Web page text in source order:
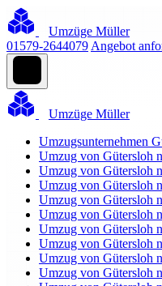
Umzüge Müller
01579-2644079 Angebot
Umzüge Müller
Umzugsunternehmen
Umzug von Gütersloh
Umzug von Gütersloh
Umzug von Gütersloh
Umzug von Gütersloh
Umzug von Gütersloh
Umzug von Gütersloh
Umzug von Gütersloh
Umzug von Gütersloh
Umzug von Gütersloh